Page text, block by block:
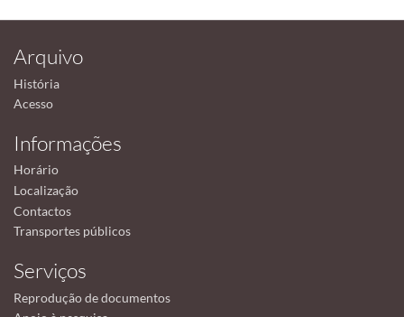
Arquivo
História
Acesso
Informações
Horário
Localização
Contactos
Transportes públicos
Serviços
Reprodução de documentos